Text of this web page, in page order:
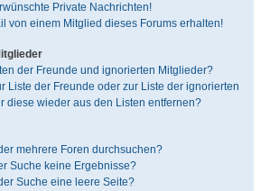
Private Nachrichten!
von einem Mitglied dieses Forums erhalten!
der Freunde und ignorierten Mitglieder?
Liste der Freunde oder zur Liste der ignorierten
diese wieder aus den Listen entfernen?
mehrere Foren durchsuchen?
Suche keine Ergebnisse?
Suche eine leere Seite?